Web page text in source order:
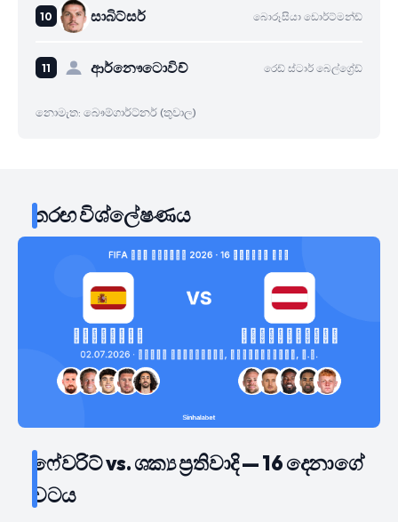
සාබිට්සර් බොරූසියා ඩොර්ට්මන්ඩ්
ආර්නෞටොවිච් රෙඩ් ස්ටාර් බෙල්ග්‍රේඩ්
නොමැත: බෞම්ගාර්ට්නර් (තුවාල)
තරඟ විශ්ලේෂණය
ෆේවරිට් vs. ශක්‍ය ප්‍රතිවාදි — 16 දෙනාගේ
වටය